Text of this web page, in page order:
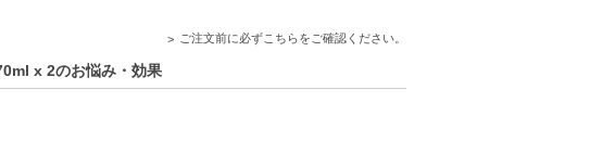
態を整えます
でしっかり浸透しもっちりとした肌へ導く
を抑えています
ご注文前に必ずこちらをご確認ください。
x 2のお悩み・効果